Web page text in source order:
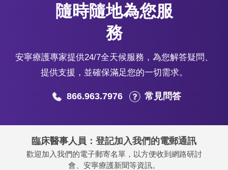
隨時隨地為您服
務
安寧療護專家提供24/7全天候服務，為您解答疑問、
提供支援，並確保滿足您的一切需求。
866.963.7976 常見問答
臨床醫事人員：登記加入我們的電郵通訊
歡迎加入我們的電子郵寄名單，以方便收到網路研討
會、安寧療護新聞等資訊。